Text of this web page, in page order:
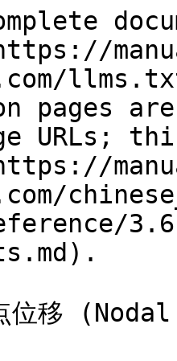
pages
URLs;
移